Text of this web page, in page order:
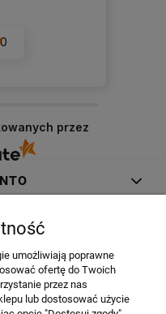
0
przez
umożliwiają poprawne
ofertę do Twoich
przez nas
lub dostosować użycie